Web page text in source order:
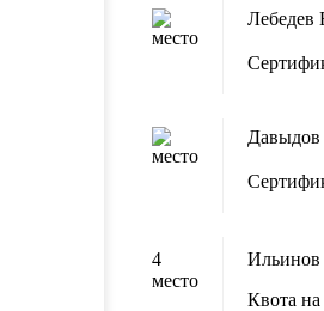
место
Лебедев
место
4
место
Квота на